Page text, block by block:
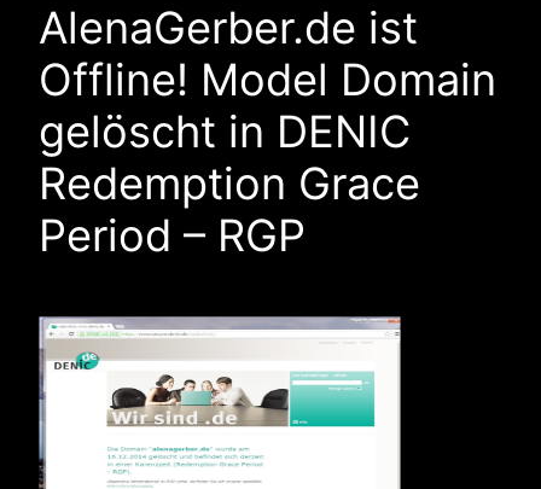
AlenaGerber.de ist
Offline! Model Domain
gelöscht in DENIC
Redemption Grace
Period – RGP